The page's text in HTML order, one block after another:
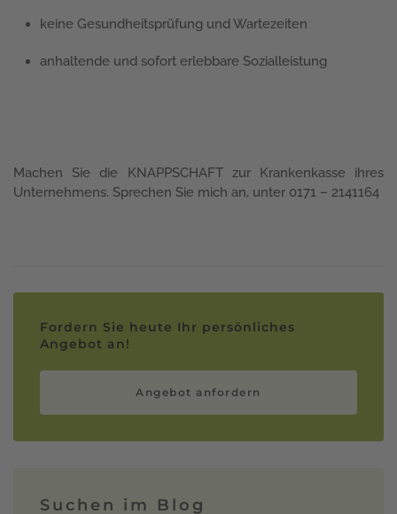
keine Gesundheitsprüfung und Wartezeiten
anhaltende und sofort erlebbare Sozialleistung
Machen Sie die KNAPPSCHAFT zur Krankenkasse ihres
Unternehmens. Sprechen Sie mich an, unter 0171 – 2141164
Fordern Sie heute Ihr persönliches
Angebot an!
Angebot anfordern
Suchen im Blog